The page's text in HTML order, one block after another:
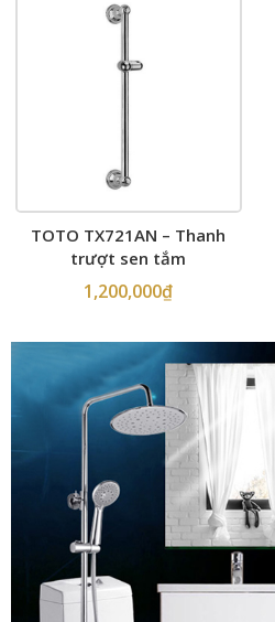
TOTO TX721AN – Thanh
trượt sen tắm
1,200,000₫